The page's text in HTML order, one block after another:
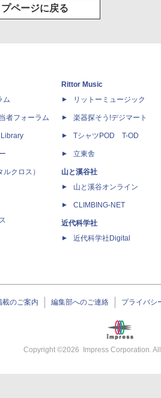
プページに戻る
ム
者フォーラム
クロス）
Rittor Music
リットーミュージック
楽器探そう!デジマート
TシャツPOD T-OD
立東舎
山と溪谷社
山と溪谷オンライン
CLIMBING-NET
近代科学社
近代科学社Digital
載のご案内 編集部へのご連絡 プライバシ
Copyright ©2026 Impress Corporation.